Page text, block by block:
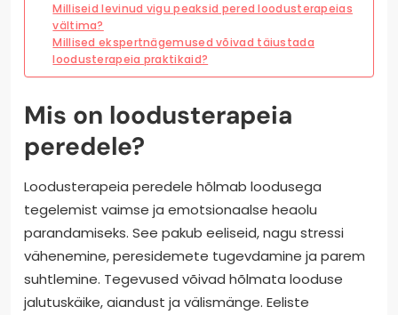
Milliseid levinud vigu peaksid pered loodusterapeias
vältima?
Millised ekspertnägemused võivad täiustada
loodusterapeia praktikaid?
Mis on loodusterapeia
peredele?
Loodusterapeia peredele hõlmab loodusega
tegelemist vaimse ja emotsionaalse heaolu
parandamiseks. See pakub eeliseid, nagu stressi
vähenemine, peresidemete tugevdamine ja parem
suhtlemine. Tegevused võivad hõlmata looduse
jalutuskäike, aiandust ja välismänge. Eeliste